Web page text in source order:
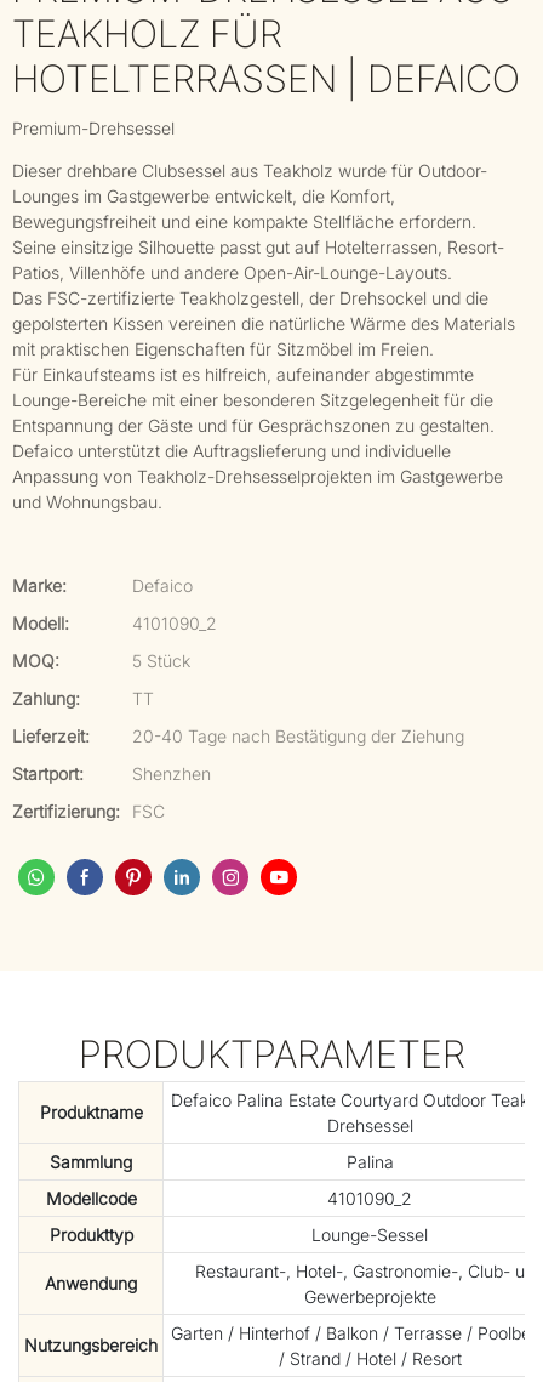
TEAKHOLZ FÜR
HOTELTERRASSEN | DEFAICO
Premium-Drehsessel
Dieser drehbare Clubsessel aus Teakholz wurde für Outdoor-
Lounges im Gastgewerbe entwickelt, die Komfort,
Bewegungsfreiheit und eine kompakte Stellfläche erfordern.
Seine einsitzige Silhouette passt gut auf Hotelterrassen, Resort-
Patios, Villenhöfe und andere Open-Air-Lounge-Layouts.
Das FSC-zertifizierte Teakholzgestell, der Drehsockel und die
gepolsterten Kissen vereinen die natürliche Wärme des Materials
mit praktischen Eigenschaften für Sitzmöbel im Freien.
Für Einkaufsteams ist es hilfreich, aufeinander abgestimmte
Lounge-Bereiche mit einer besonderen Sitzgelegenheit für die
Entspannung der Gäste und für Gesprächszonen zu gestalten.
Defaico unterstützt die Auftragslieferung und individuelle
Anpassung von Teakholz-Drehsesselprojekten im Gastgewerbe
und Wohnungsbau.
Marke:
Defaico
Modell:
4101090_2
MOQ:
5 Stück
Zahlung:
TT
Lieferzeit:
20-40 Tage nach Bestätigung der Ziehung
Startport:
Shenzhen
Zertifizierung:
FSC
PRODUKTPARAMETER
Produktname
Defaico Palina Estate Courtyard Outdoor
Drehsessel
Sammlung
Palina
Modellcode
4101090_2
Produkttyp
Lounge-Sessel
Anwendung
Restaurant-, Hotel-, Gastronomie-, Club- und
Gewerbeprojekte
Nutzungsbereich
Garten / Hinterhof / Balkon / Terrasse /
/ Strand / Hotel / Resort